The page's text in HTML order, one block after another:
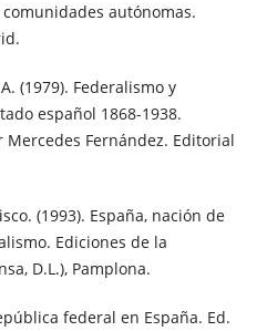
autónomas.
A. (1979). Federalismo y
español 1868-1938.
Fernández. Editorial
(1993). España, nación de
Ediciones de la
D.L.), Pamplona.
federal en España. Ed.